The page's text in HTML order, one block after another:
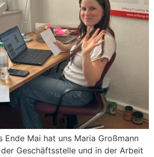
Ende Mai hat uns Maria Großmann
Geschäftsstelle und in der Arbeit